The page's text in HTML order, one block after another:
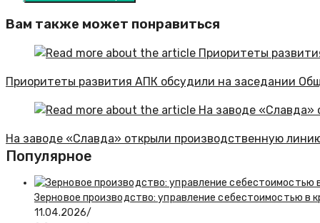
Вам также может понравиться
Приоритеты развития АПК обсудили на заседании
На заводе «Славда» открыли производственную
Популярное
Зерновое производство: управление себестоимостью в
11.04.2026/